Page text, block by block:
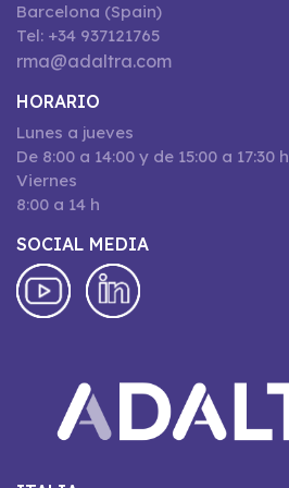
Barcelona (Spain)
Tel: +34 937121765
rma@adaltra.com
HORARIO
Lunes a jueves
De 8:00 a 14:00 y de 15:00 a 17:30 h
Viernes
8:00 a 14 h
SOCIAL MEDIA